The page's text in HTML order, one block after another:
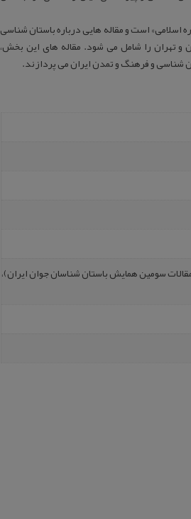
است و مقاله‌ هایی درباره باستان شناسی
و تهران را شامل می‌ شود. مقاله‌ های این بخش،
و فرهنگ و تمدن ایران می‌ پردازند.
سومین همایش باستان شناسان جوان ایران)،